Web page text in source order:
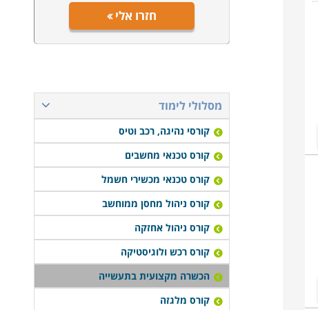
חזרו אלי
מסלולי לימוד
קורסי נהיגה, רכב וטיס
קורס טכנאי מחשבים
קורס טכנאי מכשירי חשמל
קורס ניהול מחסן ממוחשב
קורס ניהול אחזקה
קורס רכש ולוגיסטיקה
הכשרה מקצועית בתעשייה
קורס מלגזה